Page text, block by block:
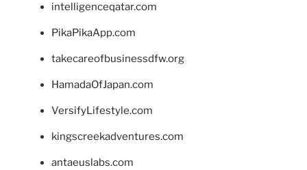
intelligenceqatar.com
PikaPikaApp.com
takecareofbusinessdfw.org
HamadaOfJapan.com
VersifyLifestyle.com
kingscreekadventures.com
antaeuslabs.com